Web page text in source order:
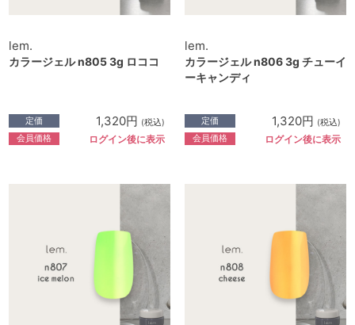
lem.
カラージェル n805 3g ロココ
定価 1,320円 (税込)
会員価格 ログイン後に表示
lem.
カラージェル n806 3g チューイ
ーキャンディ
定価 1,320円 (税込)
会員価格 ログイン後に表示